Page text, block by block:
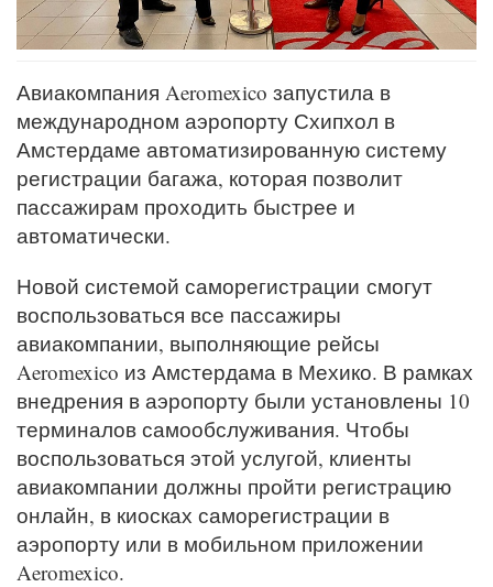
Авиакомпания Aeromexico запустила в
международном аэропорту Схипхол в
Амстердаме автоматизированную систему
регистрации багажа, которая позволит
пассажирам проходить быстрее и
автоматически.
Новой системой саморегистрации смогут
воспользоваться все пассажиры
авиакомпании, выполняющие рейсы
Aeromexico из Амстердама в Мехико. В рамках
внедрения в аэропорту были установлены 10
терминалов самообслуживания. Чтобы
воспользоваться этой услугой, клиенты
авиакомпании должны пройти регистрацию
онлайн, в киосках саморегистрации в
аэропорту или в мобильном приложении
Aeromexico.